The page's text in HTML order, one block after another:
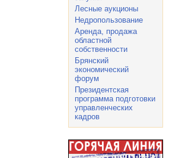
Лесные аукционы
Недропользование
Аренда, продажа
областной
собственности
Брянский
экономический
форум
Президентская
программа подготовки
управленческих
кадров